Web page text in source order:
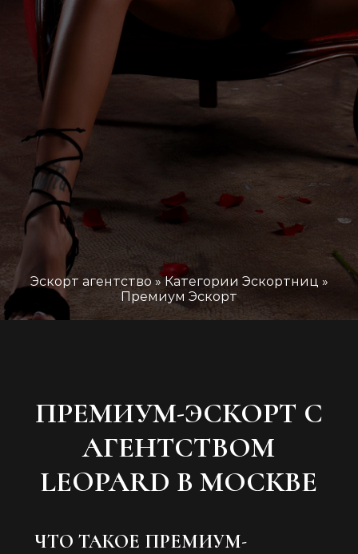
“дорого”. Это чёткое попадание в образ жизни.
Когда рядом женщина, с которой можно быть
собой: успешным, уверенным, уставшим,
возбуждённым. Любым. И она не испортит это
состояние — она его дополнит.
Ты можешь выбрать девушку:
для светского выхода;
для делового ужина;
для уединённой ночи в пентхаусе;
для путешествия на выходные.
И в каждом из этих случаев ты получишьне услугу
— а стиль
Подачу. Чувство вкуса. Контроль. И полное
совпадение с тем уровнем, к которому ты привык.
Премиальный эскорт от Leopard
— это когда всё
красиво, без напряжения и без компромиссов.
Выбирай лучшее. Мы умеем с ним работать.
Эскорт агентство »Категории Эскортниц »
Премиум Эскорт
ПРЕМИУМ-ЭСКОРТ С
АГЕНТСТВОМ
LEOPARD В МОСКВЕ
ЧТО ТАКОЕ ПРЕМИУМ-